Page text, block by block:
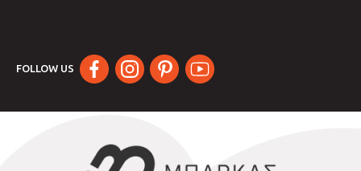
FOLLOW US